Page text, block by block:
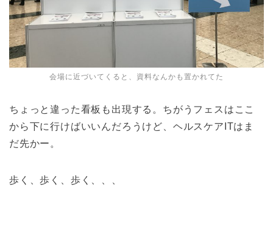
会場に近づいてくると、資料なんかも置かれてた
ちょっと違った看板も出現する。ちがうフェスはここ
から下に行けばいいんだろうけど、ヘルスケアITはま
だ先かー。
歩く、歩く、歩く、、、